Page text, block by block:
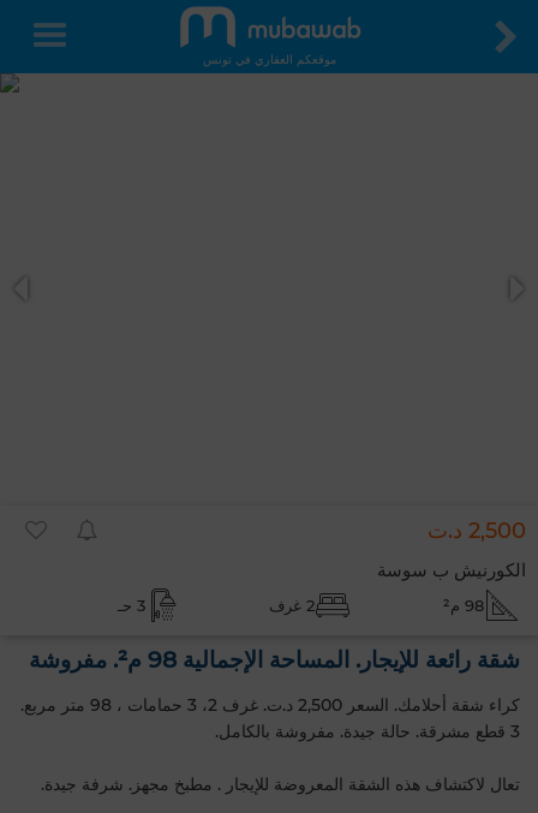
موقعكم العقاري في تونس
2,500 د.ت
الكورنيش ب سوسة
98 م² 2 غرف 3 حـ
شقة رائعة للإيجار. المساحة الإجمالية 98 م². مفروشة
كراء شقة أحلامك. السعر 2,500 د.ت. غرف 2، 3 حمامات ، 98 متر مربع.
3 قطع مشرقة. حالة جيدة. مفروشة بالكامل.
تعال لاكتشاف هذه الشقة المعروضة للإيجار . مطبخ مجهز. شرفة جيدة.